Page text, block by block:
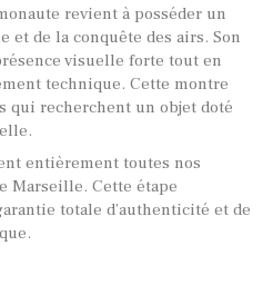
revient à posséder un
et de la conquête des airs. Son
visuelle forte tout en
technique. Cette montre
qui recherchent un objet doté
entièrement toutes nos
Marseille. Cette étape
totale d’authenticité et de